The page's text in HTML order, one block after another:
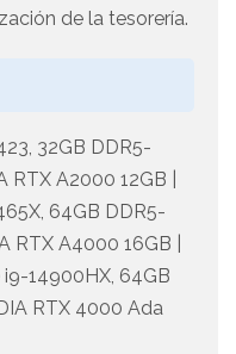
de la tesorería.
32GB DDR5-
RTX A2000 12GB |
64GB DDR5-
RTX A4000 16GB |
i9-14900HX, 64GB
RTX 4000 Ada